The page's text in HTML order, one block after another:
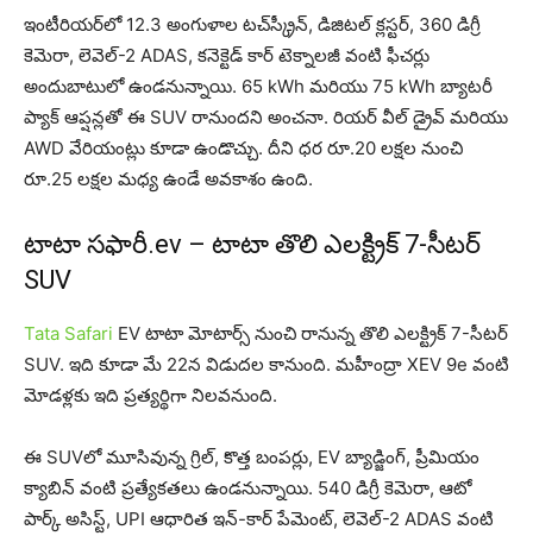
ఇంటీరియర్‌లో 12.3 అంగుళాల టచ్‌స్క్రీన్, డిజిటల్ క్లస్టర్, 360 డిగ్రీ
కెమెరా, లెవెల్-2 ADAS, కనెక్టెడ్ కార్ టెక్నాలజీ వంటి ఫీచర్లు
అందుబాటులో ఉండనున్నాయి. 65 kWh మరియు 75 kWh బ్యాటరీ
ప్యాక్ ఆప్షన్లతో ఈ SUV రానుందని అంచనా. రియర్ వీల్ డ్రైవ్ మరియు
AWD వేరియంట్లు కూడా ఉండొచ్చు. దీని ధర రూ.20 లక్షల నుంచి
రూ.25 లక్షల మధ్య ఉండే అవకాశం ఉంది.
టాటా సఫారీ.ev – టాటా తొలి ఎలక్ట్రిక్ 7-సీటర్
SUV
Tata Safari EV టాటా మోటార్స్ నుంచి రానున్న తొలి ఎలక్ట్రిక్ 7-సీటర్
SUV. ఇది కూడా మే 22న విడుదల కానుంది. మహీంద్రా XEV 9e వంటి
మోడళ్లకు ఇది ప్రత్యర్థిగా నిలవనుంది.
ఈ SUVలో మూసివున్న గ్రిల్, కొత్త బంపర్లు, EV బ్యాడ్జింగ్, ప్రీమియం
క్యాబిన్ వంటి ప్రత్యేకతలు ఉండనున్నాయి. 540 డిగ్రీ కెమెరా, ఆటో
పార్క్ అసిస్ట్, UPI ఆధారిత ఇన్-కార్ పేమెంట్, లెవెల్-2 ADAS వంటి